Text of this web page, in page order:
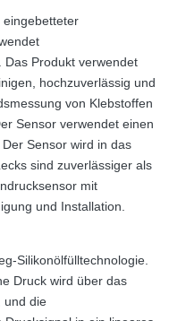
eingebetteter
Das Produkt verwendet
hochzuverlässig und
von Klebstoffen
Sensor verwendet einen
Sensor wird in das
sind zuverlässiger als
mit
und Installation.
Silikonölfülltechnologie.
Druck wird über das
und die